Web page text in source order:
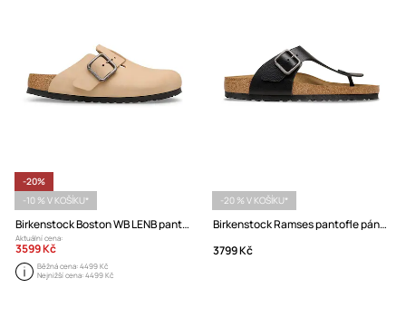
-20%
-10 % V KOŠÍKU*
Birkenstock Boston WB LENB pantofle s uzavřenou špičkou pánské kožené
Aktuální cena:
3599 Kč
Běžná cena:4499 Kč
Nejnižší cena:4499 Kč
-20 % V KOŠÍKU*
Birkenstock Ramses pantofle pánské kožené
3799 Kč